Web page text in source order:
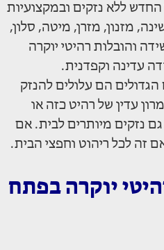
החדש ללא נזקים ובמקצועיות
מזנון, מזרן, מיטה, סלון,
והובלות רהיטי יוקרה
עדינה וקפדנית.
הם עלולים להנזק
עדין של רהיט כזה או
נזקים מיותרים לבית. אם
זה לכל ריהוט וחפצי הבית.
יוקרה בפתח